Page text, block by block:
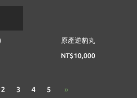
原產逆豹丸
NT$10,000
2 3 4 5 »